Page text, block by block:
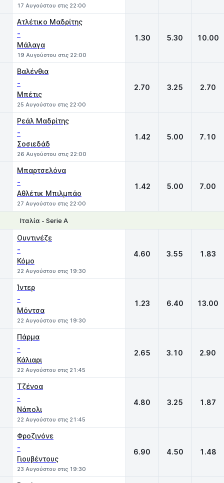
17 Αυγούστου στις 22:00
Ατλέτικο Μαδρίτης
-
Μάλαγα
19 Αυγούστου στις 22:00
1.30 5.30 10.00
Βαλένθια
-
Μπέτις
25 Αυγούστου στις 22:00
2.70 3.25 2.70
Ρεάλ Μαδρίτης
-
Σοσιεδάδ
26 Αυγούστου στις 22:00
1.42 5.00 7.10
Μπαρτσελόνα
-
Αθλέτικ Μπιλμπάο
27 Αυγούστου στις 22:00
1.42 5.00 7.00
Ιταλία - Serie A
Ουντινέζε
-
Κόμο
22 Αυγούστου στις 19:30
4.60 3.55 1.83
Ίντερ
-
Μόντσα
22 Αυγούστου στις 19:30
1.23 6.40 13.00
Πάρμα
-
Κάλιαρι
22 Αυγούστου στις 21:45
2.65 3.10 2.90
Τζένοα
-
Νάπολι
22 Αυγούστου στις 21:45
4.80 3.25 1.87
Φροζινόνε
-
Γιουβέντους
23 Αυγούστου στις 19:30
6.90 4.50 1.48